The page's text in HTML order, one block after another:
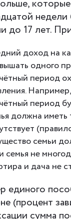
недели
до 17 лет.
доход на
одного
период
период
должна
семьи
семья не
и дача не
единого
(процент
сумма